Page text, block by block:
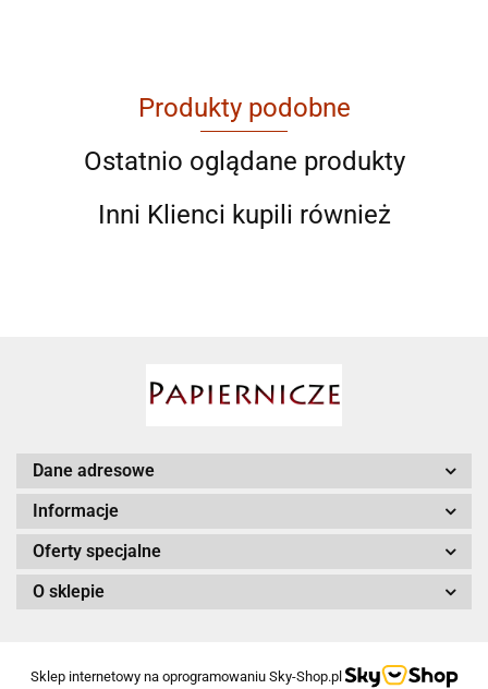
AGAM
Produkty podobne
Ostatnio oglądane produkty
Inni Klienci kupili również
Dane adresowe
Informacje
Oferty specjalne
O sklepie
Sklep internetowy na oprogramowaniu Sky-Shop.pl